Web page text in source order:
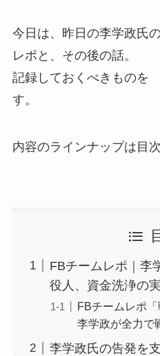
今日は、昨日の李学政氏
レポと、その後の話。
記録しておくべきものを
す。
内容のラインナップは目
FBチームレポ｜李
役人、資金洗浄の
FBチームレポ
李学政が全力で
李学政氏の告発を